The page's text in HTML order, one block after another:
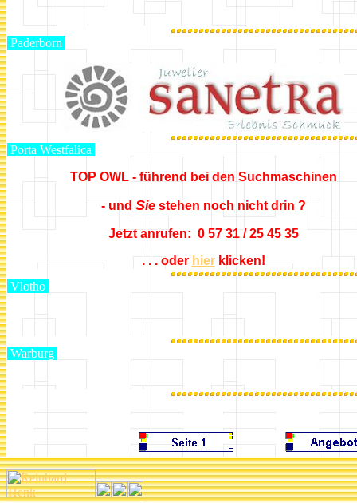
Paderborn
Porta Westfalica
TOP OWL - führend bei den Suchmaschinen
- und Siestehen noch nicht drin ?
Jetzt anrufen: 0 57 31 / 25 45 35
. . . oder hierklicken!
Vlotho
Warburg